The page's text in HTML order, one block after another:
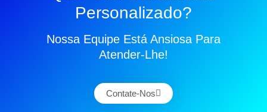
Personalizado?
Nossa Equipe Está Ansiosa Para
Atender-Lhe!
Contate-Nos